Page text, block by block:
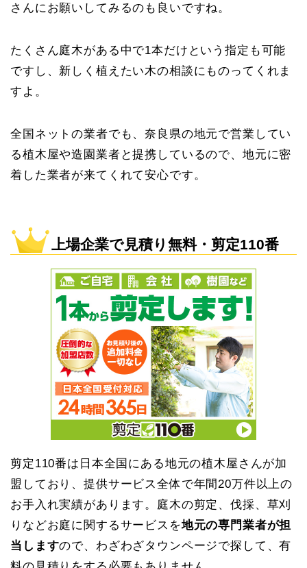
さんにお願いしてみるのも良いですね。
たくさん庭木がある中で1本だけという指定も可能
ですし、新しく植えたい木の相談にものってくれま
すよ。
全国ネットの業者でも、奈良県の地元で営業してい
る植木屋や造園業者と提携しているので、地元に密
着した業者が来てくれて安心です。
上場企業で見積り無料・剪定110番
剪定110番は日本全国にある地元の植木屋さんが加
盟しており、提供サービス全体で年間20万件以上の
お手入れ実績があります。庭木の剪定、伐採、草刈
りなどお庭に関するサービスを地元の専門業者が担
当しますので、わざわざタウンページで探して、有